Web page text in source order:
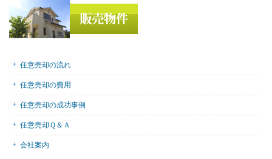
任意売却の流れ
任意売却の費用
任意売却の成功事例
任意売却Ｑ＆Ａ
会社案内